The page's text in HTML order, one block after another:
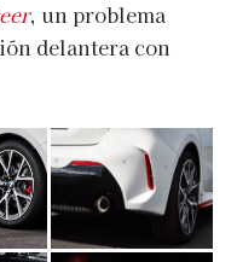
, un problema
delantera con